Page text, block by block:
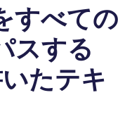
すべての
スする
たテキ